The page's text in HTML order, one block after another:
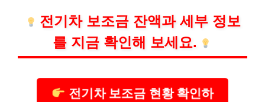
전기차 보조금 잔액과 세부 정보
를 지금 확인해 보세요.
전기차 보조금 현황 확인하